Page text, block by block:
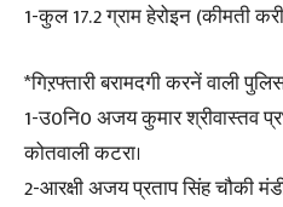
1-कुल 17.2 ग्राम हेरोइन (कीमती
*गिऱफ्तारी बरामदगी करनें वाली
1-उ0नि0 अजय कुमार श्रीवास्तव
कोतवाली कटरा।
2-आरक्षी अजय प्रताप सिंह चौकी